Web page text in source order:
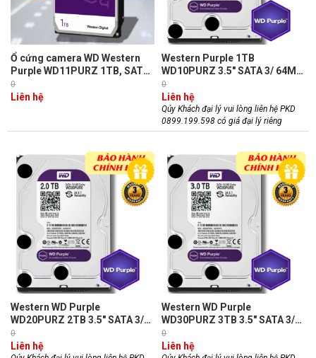
Ổ cứng camera WD Western
Purple WD11PURZ 1TB, SATA
3, 64MB Cache, Vòng quay
5400RPM
0
Liên hệ
Western Purple 1TB
WD10PURZ 3.5" SATA 3/ 64MB
Cache/ 5400RPM dòng ổ cứng
chuyên dụng cho camera (
chính hãng)
0
Liên hệ
Qúy Khách đại lý vui lòng liên hệ PKD
0899.199.598 có giá đại lý riêng
Western WD Purple
WD20PURZ 2TB 3.5" SATA 3/
64MB Cache/ 5400RPM dòng ổ
cứng chuyên dụng cho camera
0
Liên hệ
Western WD Purple
WD30PURZ 3TB 3.5" SATA 3/
64MB Cache/ 5400RPM dòng ổ
cứng chuyên dụng cho camera
0
Liên hệ